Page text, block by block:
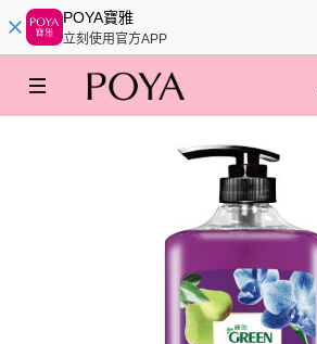
POYA寶雅
立刻使用官方APP